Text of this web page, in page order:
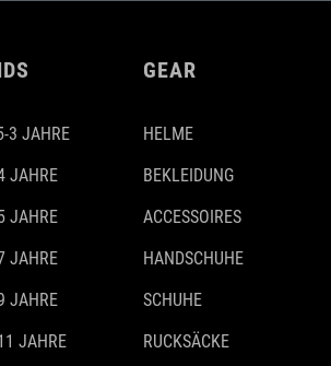
3 JAHRE
JAHRE
JAHRE
JAHRE
JAHRE
JAHRE
GEAR
HELME
BEKLEIDUNG
ACCESSOIRES
HANDSCHUHE
SCHUHE
RUCKSÄCKE